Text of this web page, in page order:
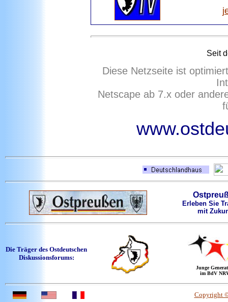
Seit
Diese Netzseite ist
Netscape ab 7.x oder
Erleben Sie
mit
Die Träger des Ostdeutschen
Diskussionsforums:
Junge
im BdV
Copyright